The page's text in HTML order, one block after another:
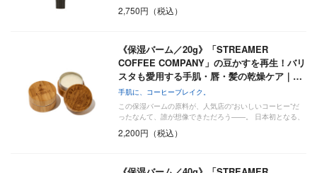
2,750円（税込）
《保湿バーム／20g》「STREAMER
COFFEE COMPANY」の豆かすを再生！バリ
スタも愛用する手肌・唇・髪の乾燥ケア｜…
手肌に、コーヒーブレイク。
この保湿バームの原料が、人気店の“おいしいコーヒー”だ
ったなんて、誰が想像できただろう——。 日本初となる、
2,200円（税込）